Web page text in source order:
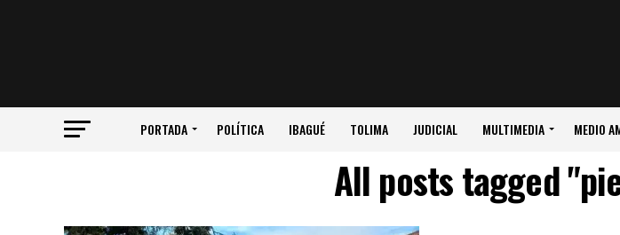
PORTADA POLÍTICA IBAGUÉ TOLIMA JUDICIAL MULTIMEDIA MEDIO
All posts tagged